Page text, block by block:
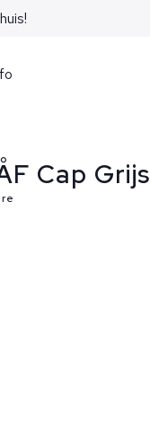
Cap Grijs